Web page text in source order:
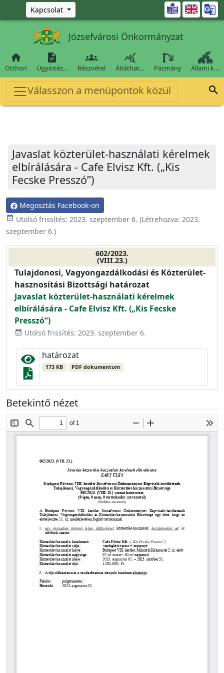
Ugrás a fő tartalomra
Kapcsolat 
Józsefvárosi Önkormányzat

Otthon

Ügyintéz…

Részvétel

Átláthat… Pázmány Állami k…
Válasszon a menüpontok közül 
Javaslat közterület-használati kérelmek
elbírálására - Cafe Elvisz Kft. („Kis
Fecske Presszó”)
Megosztás Facebook-on
event_available Utolsó frissítés: 2023. szeptember 6. (Létrehozva: 2023.
szeptember 6.)
602/2023.
(VIII.23.)
Tulajdonosi, Vagyongazdálkodási és Közterület-
hasznosítási Bizottsági határozat
Javaslat közterület-használati kérelmek
elbírálására - Cafe Elvisz Kft. („Kis Fecske
Presszó”)
event_available Utolsó frissítés: 2023. szeptember 6.
határozat
173 KB PDF dokumentum
Betekintő nézet